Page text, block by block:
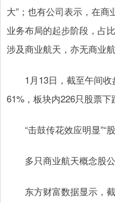
大”；也有公司表示，在
业务布局的起步阶段，占
涉及商业航天，亦无商业
1月13日，截至午间收
61%，板块内226只股票下
“击鼓传花效应明显”“
多只商业航天概念股公
东方财富数据显示，截